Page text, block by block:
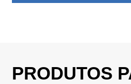
PRODUTOS